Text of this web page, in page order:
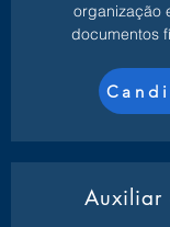
organização
documentos
Auxiliar